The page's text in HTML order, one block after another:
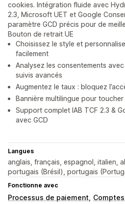
cookies. Intégration fluide avec
2.3, Microsoft UET et Google
paramètre GCD précis pour de
Bouton de retrait UE
Choisissez le style et
facilement
Analysez les consentements
suivis avancés
Augmentez le taux : bloquez
Bannière multilingue pour
Support complet IAB TCF 2.3 &
avec GCD
Langues
anglais, français, espagnol, italien,
portugais (Brésil), portugais
Fonctionne avec
Processus de paiement